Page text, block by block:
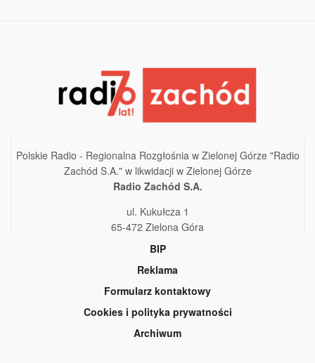
Polskie Radio - Regionalna Rozgłośnia w Zielonej Górze "Radio
Zachód S.A." w likwidacji w Zielonej Górze
Radio Zachód S.A.
ul. Kukułcza 1
65-472 Zielona Góra
BIP
Reklama
Formularz kontaktowy
Cookies i polityka prywatności
Archiwum